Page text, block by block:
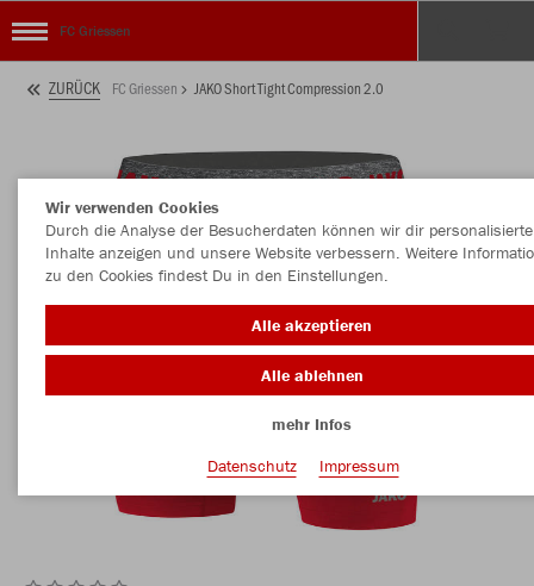
FC Griessen
ZURÜCK FC Griessen JAKO Short Tight Compression 2.0
Wir verwenden Cookies
Durch die Analyse der Besucherdaten können wir dir personalisierte
Inhalte anzeigen und unsere Website verbessern. Weitere
zu den Cookies findest Du in den Einstellungen.
Alle akzeptieren
Alle ablehnen
mehr Infos
Datenschutz
Impressum